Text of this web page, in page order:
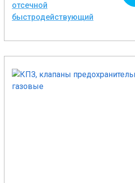
отсечной
быстродействующий